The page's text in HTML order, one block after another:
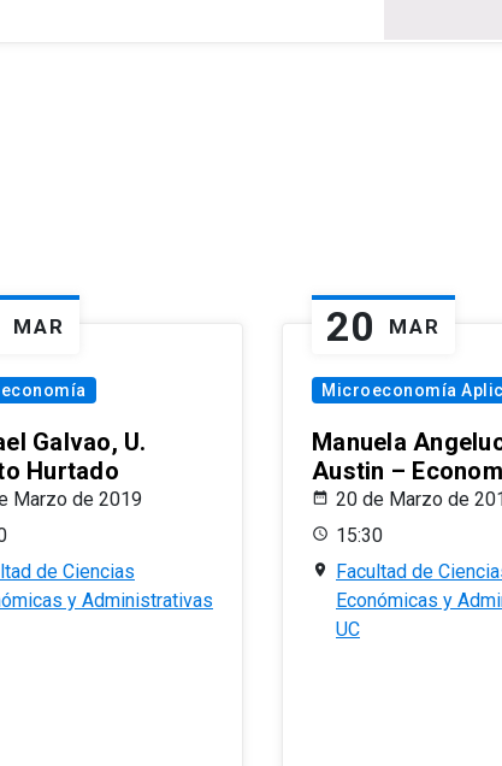
MAR
Galvao, U.
Hurtado
Marzo de 2019
de Ciencias
y Administrativas
20 MAR
Microeconomía
Manuela
Austin –
20 de Marzo de
15:30
Facultad de
Económicas y
UC